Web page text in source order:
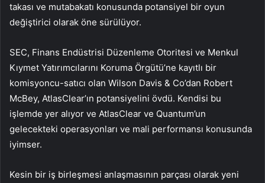
takası ve mutabakatı konusunda potansiyel bir oyun
değiştirici olarak öne sürülüyor.
SEC, Finans Endüstrisi Düzenleme Otoritesi ve Menkul
Kıymet Yatırımcılarını Koruma Örgütü’ne kayıtlı bir
komisyoncu-satıcı olan Wilson Davis & Co’dan Robert
McBey, AtlasClear’ın potansiyelini övdü. Kendisi bu
işlemde yer alıyor ve AtlasClear ve Quantum’un
gelecekteki operasyonları ve mali performansı konusunda
iyimser.
Kesin bir iş birleşmesi anlaşmasının parçası olarak yeni